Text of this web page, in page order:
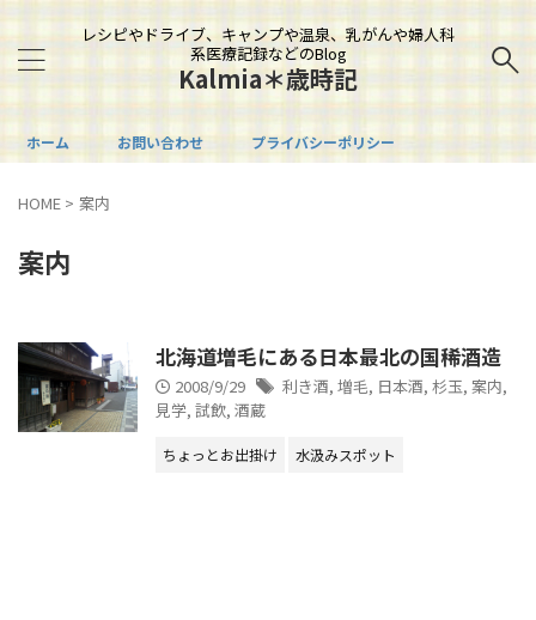
レシピやドライブ、キャンプや温泉、乳がんや婦人科
系医療記録などのBlog
Kalmia＊歳時記
ホーム お問い合わせ プライバシーポリシー
HOME > 案内
案内
北海道増毛にある日本最北の国稀酒造
2008/9/29 利き酒, 増毛, 日本酒, 杉玉, 案内,
見学, 試飲, 酒蔵
ちょっとお出掛け 水汲みスポット